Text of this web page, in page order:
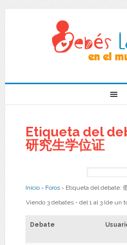
Etiqueta del
研究生学位证
Inicio › Foros › Etiqueta del debate:
Viendo 3 debates - del 1 al 3 (de un
Debate